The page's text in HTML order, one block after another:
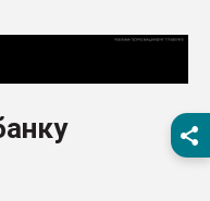
Материал поверхности
Armaloy PC/ABS-1IM
26.07.2022 "Сибирский